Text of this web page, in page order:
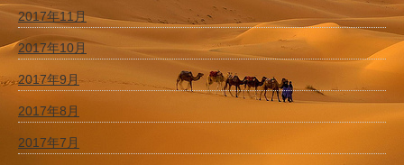
2017年11月
2017年10月
2017年9月
2017年8月
2017年7月